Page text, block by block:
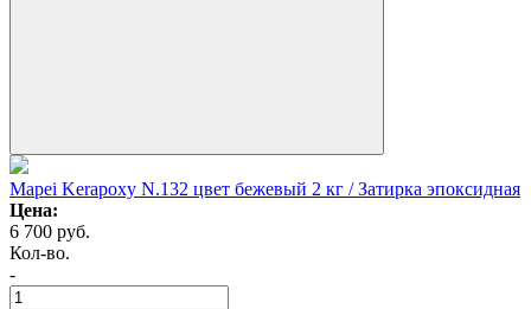
Mapei Kerapoxy N.132 цвет бежевый 2 кг / Затирка эпоксидная
Цена:
6 700 руб.
Кол-во.
-